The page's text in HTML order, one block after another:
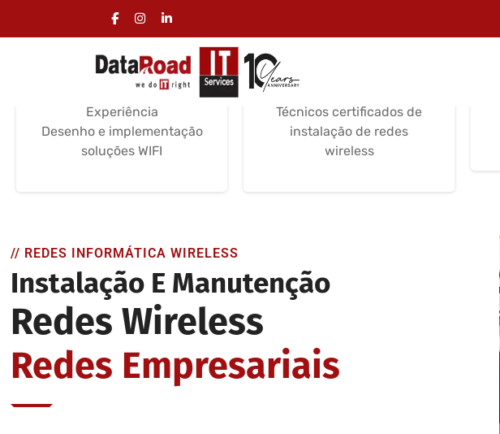
Desenho de Redes
Wifi
Serviços de instalação
Certificações /
Experiência
Desenho e implementação
soluções WIFI
WIFI
Soluções empresas
Técnicos certificados de
instalação de redes
wireless
// REDES INFORMÁTICA WIRELESS
Instalação E Manutenção
Redes Wireless
Redes Empresariais